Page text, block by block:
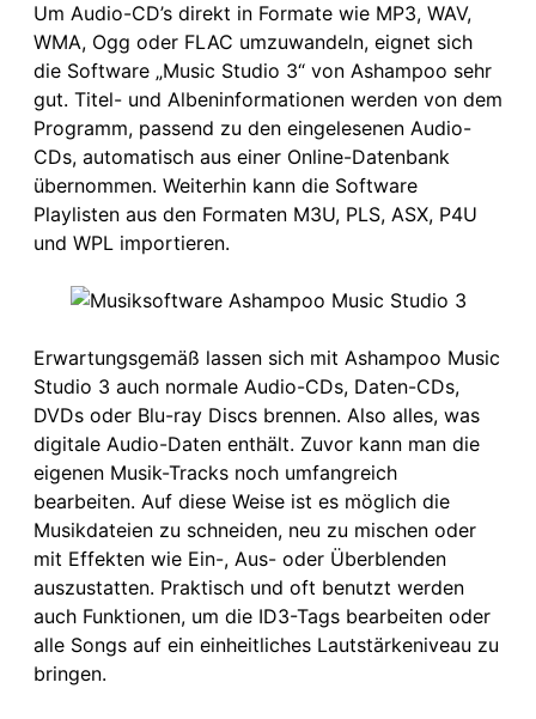
Um Audio-CD’s direkt in Formate wie MP3, WAV,
WMA, Ogg oder FLAC umzuwandeln, eignet sich
die Software „Music Studio 3“ von Ashampoo sehr
gut. Titel- und Albeninformationen werden von dem
Programm, passend zu den eingelesenen Audio-
CDs, automatisch aus einer Online-Datenbank
übernommen. Weiterhin kann die Software
Playlisten aus den Formaten M3U, PLS, ASX, P4U
und WPL importieren.
Erwartungsgemäß lassen sich mit Ashampoo Music
Studio 3 auch normale Audio-CDs, Daten-CDs,
DVDs oder Blu-ray Discs brennen. Also alles, was
digitale Audio-Daten enthält. Zuvor kann man die
eigenen Musik-Tracks noch umfangreich
bearbeiten. Auf diese Weise ist es möglich die
Musikdateien zu schneiden, neu zu mischen oder
mit Effekten wie Ein-, Aus- oder Überblenden
auszustatten. Praktisch und oft benutzt werden
auch Funktionen, um die ID3-Tags bearbeiten oder
alle Songs auf ein einheitliches Lautstärkeniveau zu
bringen.